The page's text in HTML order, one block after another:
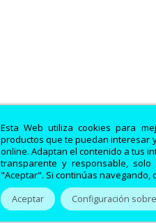
Esta Web utiliza cookies para
productos que te puedan interesar
online. Adaptan el contenido a tus
transparente y responsable,
"Aceptar". Si continúas navegando,
Aceptar Configuración